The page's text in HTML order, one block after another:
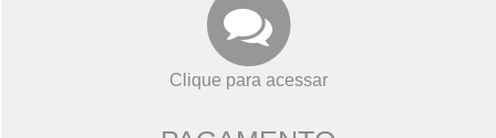
Clique para acessar